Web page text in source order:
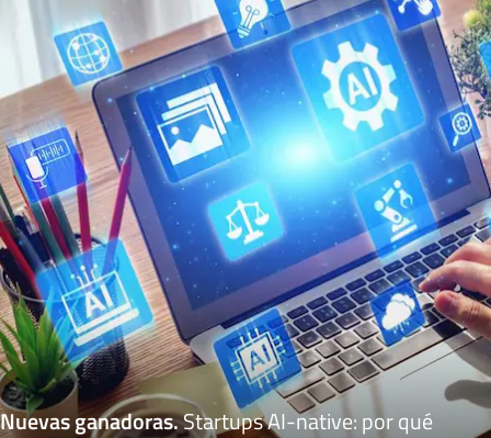
Nuevas ganadoras.Startups AI-native: por qué